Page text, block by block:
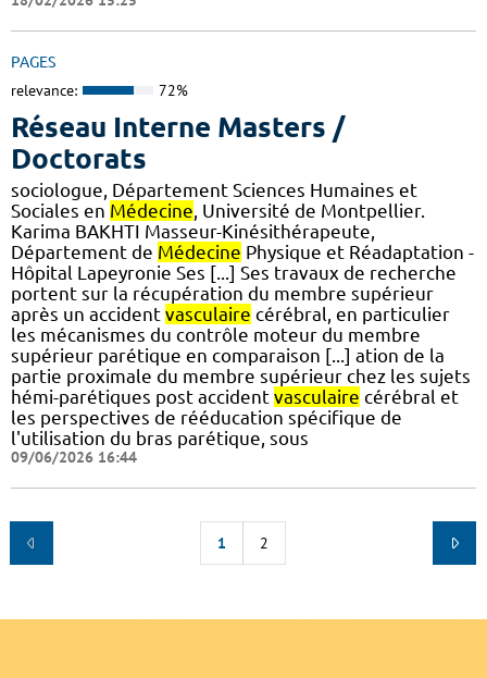
PAGES
relevance: 72%
Réseau Interne Masters /
Doctorats
sociologue, Département Sciences Humaines et
Sociales en Médecine , Université de Montpellier.
Karima BAKHTI Masseur-Kinésithérapeute,
Département de Médecine Physique et Réadaptation -
Hôpital Lapeyronie Ses [...] Ses travaux de recherche
portent sur la récupération du membre supérieur
après un accident vasculaire cérébral, en particulier
les mécanismes du contrôle moteur du membre
supérieur parétique en comparaison [...] ation de la
partie proximale du membre supérieur chez les sujets
hémi-parétiques post accident vasculaire cérébral et
les perspectives de rééducation spécifique de
l'utilisation du bras parétique, sous
09/06/2026 16:44
1 2